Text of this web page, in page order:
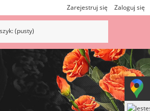
Zarejestruj się Zaloguj się
(pusty)